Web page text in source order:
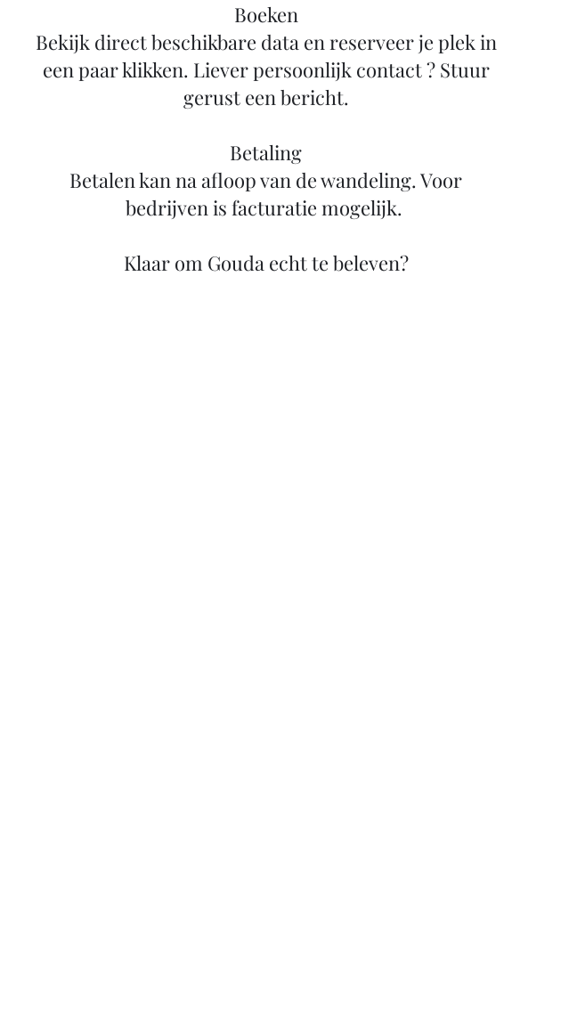
Boeken
Bekijk direct beschikbare data en reserveer je plek in
een paar klikken. Liever persoonlijk contact ? Stuur
gerust een bericht.
Betaling
Betalen kan na afloop van de wandeling. Voor
bedrijven is facturatie mogelijk.
Klaar om Gouda echt te beleven?